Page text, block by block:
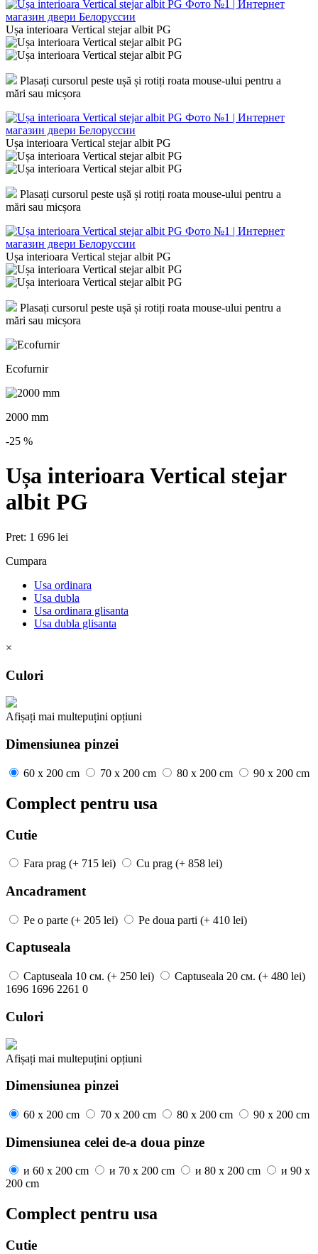
Ușa interioara Vertical stejar albit PG
Plasați cursorul peste ușă și rotiți roata mouse-ului pentru a
mări sau micșora
Ușa interioara Vertical stejar albit PG
Plasați cursorul peste ușă și rotiți roata mouse-ului pentru a
mări sau micșora
Ușa interioara Vertical stejar albit PG
Plasați cursorul peste ușă și rotiți roata mouse-ului pentru a
mări sau micșora
Ecofurnir
2000 mm
-25 %
Ușa interioara Vertical stejar
albit PG
Pret: 1 696 lei
Cumpara
Usa ordinara
Usa dubla
Usa ordinara glisanta
Usa dubla glisanta
×
Culori
Afișați mai multepuțini opțiuni
Dimensiunea pinzei
60 x 200 cm 70 x 200 cm 80 x 200 cm 90 x 200 cm
Complect pentru usa
Cutie
Fara prag (+ 715 lei) Cu prag (+ 858 lei)
Ancadrament
Pe o parte (+ 205 lei) Pe doua parti (+ 410 lei)
Captuseala
Captuseala 10 см. (+ 250 lei) Captuseala 20 см. (+ 480 lei)
1696 1696 2261 0
Culori
Afișați mai multepuțini opțiuni
Dimensiunea pinzei
60 x 200 cm 70 x 200 cm 80 x 200 cm 90 x 200 cm
Dimensiunea celei de-a doua pinze
и 60 x 200 cm и 70 x 200 cm и 80 x 200 cm и 90 x
200 cm
Complect pentru usa
Cutie